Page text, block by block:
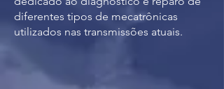
diferentes tipos de mecatrônicas
utilizados nas transmissões atuais.